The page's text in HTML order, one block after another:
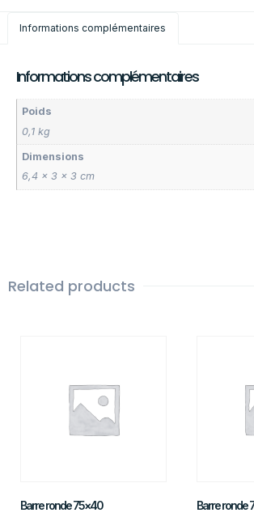
Informations complémentaires
Informations complémentaires
Poids
0,1 kg
Dimensions
6,4 × 3 × 3 cm
Related products
Barre ronde 75×40 Barre ronde